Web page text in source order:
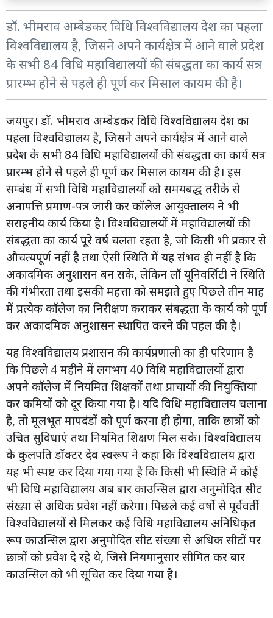
डॉ. भीमराव अम्बेडकर विधि विश्वविद्यालय देश का पहला
विश्वविद्यालय है, जिसने अपने कार्यक्षेत्र में आने वाले प्रदेश
के सभी 84 विधि महाविद्यालयों की संबद्धता का कार्य सत्र
प्रारम्भ होने से पहले ही पूर्ण कर मिसाल कायम की है।
जयपुर। डॉ. भीमराव अम्बेडकर विधि विश्वविद्यालय देश का
पहला विश्वविद्यालय है, जिसने अपने कार्यक्षेत्र में आने वाले
प्रदेश के सभी 84 विधि महाविद्यालयों की संबद्धता का कार्य सत्र
प्रारम्भ होने से पहले ही पूर्ण कर मिसाल कायम की है। इस
सम्बंध में सभी विधि महाविद्यालयों को समयबद्ध तरीके से
अनापत्ति प्रमाण-पत्र जारी कर कॉलेज आयुक्तालय ने भी
सराहनीय कार्य किया है। विश्वविद्यालयों में महाविद्यालयों की
संबद्धता का कार्य पूरे वर्ष चलता रहता है, जो किसी भी प्रकार से
औचत्यपूर्ण नहीं है तथा ऐसी स्थिति में यह संभव ही नहीं है कि
अकादमिक अनुशासन बन सके, लेकिन लॉ यूनिवर्सिटी ने स्थिति
की गंभीरता तथा इसकी महत्ता को समझते हुए पिछले तीन माह
में प्रत्येक कॉलेज का निरीक्षण कराकर संबद्धता के कार्य को पूर्ण
कर अकादमिक अनुशासन स्थापित करने की पहल की है।
यह विश्वविद्यालय प्रशासन की कार्यप्रणाली का ही परिणाम है
कि पिछले 4 महीने में लगभग 40 विधि महाविद्यालयों द्वारा
अपने कॉलेज में नियमित शिक्षकों तथा प्राचार्यो की नियुक्तियां
कर कमियों को दूर किया गया है। यदि विधि महाविद्यालय चलाना
है, तो मूलभूत मापदंडों को पूर्ण करना ही होगा, ताकि छात्रों को
उचित सुविधाएं तथा नियमित शिक्षण मिल सके। विश्वविद्यालय
के कुलपति डॉक्टर देव स्वरूप ने कहा कि विश्वविद्यालय द्वारा
यह भी स्पष्ट कर दिया गया गया है कि किसी भी स्थिति में कोई
भी विधि महाविद्यालय अब बार काउन्सिल द्वारा अनुमोदित सीट
संख्या से अधिक प्रवेश नहीं करेगा। पिछले कई वर्षो से पूर्ववर्ती
विश्वविद्यालयों से मिलकर कई विधि महाविद्यालय अनिधिकृत
रूप काउन्सिल द्वारा अनुमोदित सीट संख्या से अधिक सीटों पर
छात्रों को प्रवेश दे रहे थे, जिसे नियमानुसार सीमित कर बार
काउन्सिल को भी सूचित कर दिया गया है।